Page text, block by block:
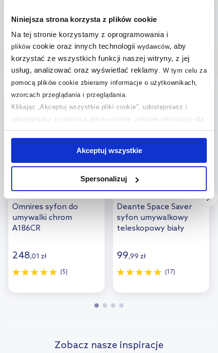
Niniejsza strona korzysta z plików cookie
Na tej stronie korzystamy z oprogramowania i
plikówcookie oraz innych technologii wydawców, aby
korzystać ze wszystkich funkcji naszej witryny, z jej
usług, analizować oraz wyświetlać reklamy. W tym celu za
pomocą plików cookie zbieramy informacje o użytkownikach,
wzorcach przeglądania i przeglądania.
Klikając „Akceptuj wszystkie pliki cookie”, udostępniasz i
udostępniasz za pomocą plików cookie, zebrane informacje dla
użytkowników zewnętrznych, a także nasi partnerzy reklamowi.
jednak, że zablokowane niektóre pliki cookie mogą mieć wpływ
na sposób dostarczania treści niedostosowanych do potrzeb
Aby uzyskać więcej informacji na temat plików plików cookie,
kliknij „Ustawienia plików cookie”. Jeśli chcesz uzyskać więcej
informacji na temat plików cookie i tego, dlaczego ich przepisy,
Akceptuj wszystkie
Spersonalizuj
Wybrane dla Ciebie
multirabaty
Dostępność:24h!
Omnires syfon do
umywalki chrom
A186CR
248,01 zł
(5)
multirabaty
Dostępność:24h!
Deante Space Saver
syfon umywalkowy
teleskopowy biały
99,99 zł
(17)
Zobacz nasze inspiracje